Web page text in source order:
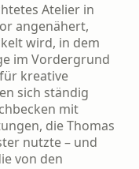
Atelier in
ange­nähert,
wird, in dem
im Vordergrund
kreative
sich ständig
mit
die Thomas
nutzte – und
von den